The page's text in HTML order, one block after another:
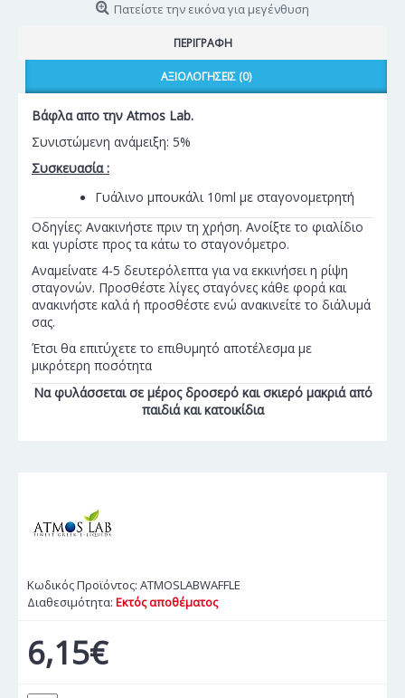
Πατείστε την εικόνα για μεγένθυση
ΠΕΡΙΓΡΑΦΉ
ΑΞΙΟΛΟΓΉΣΕΙΣ (0)
Βάφλα απο την Atmos Lab.
Συνιστώμενη ανάμειξη: 5%
Συσκευασία :
Γυάλινο μπουκάλι 10ml με σταγονομετρητή
Οδηγίες: Ανακινήστε πριν τη χρήση. Ανοίξτε το φιαλίδιο
και γυρίστε προς τα κάτω το σταγονόμετρο.
Αναμείνατε 4-5 δευτερόλεπτα για να εκκινήσει η ρίψη
σταγονών. Προσθέστε λίγες σταγόνες κάθε φορά και
ανακινήστε καλά ή προσθέστε ενώ ανακινείτε το διάλυμά
σας.
Έτσι θα επιτύχετε το επιθυμητό αποτέλεσμα με
μικρότερη ποσότητα
Να φυλάσσεται σε μέρος δροσερό και σκιερό μακριά από
παιδιά και κατοικίδια
Κωδικός Προϊόντος: ATMOSLABWAFFLE
Διαθεσιμότητα: Εκτός αποθέματος
6,15€